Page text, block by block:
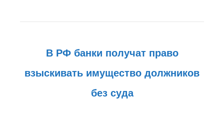
В РФ банки получат право
взыскивать имущество должников
без суда